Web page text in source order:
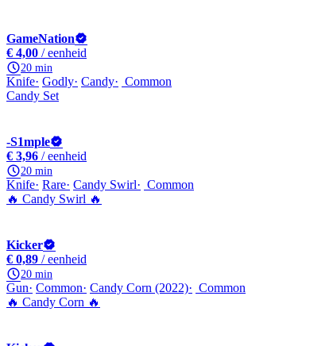
GameNation
€ 4,00 / eenheid
20 min
Knife Godly Candy
Common
Candy Set
-S1mple
€ 3,96 / eenheid
20 min
Knife Rare Candy Swirl
Common
🔥 Candy Swirl 🔥
Kicker
€ 0,89 / eenheid
20 min
Gun Common Candy Corn (2022)
Common
🔥 Candy Corn 🔥